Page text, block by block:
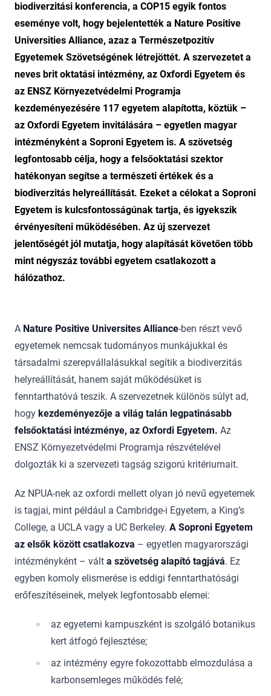
biodiverzitási konferencia, a COP15 egyik fontos
eseménye volt, hogy bejelentették a Nature Positive
Universities Alliance, azaz a Természetpozitív
Egyetemek Szövetségének létrejöttét. A szervezetet a
neves brit oktatási intézmény, az Oxfordi Egyetem és
az ENSZ Környezetvédelmi Programja
kezdeményezésére 117 egyetem alapította, köztük –
az Oxfordi Egyetem invitálására – egyetlen magyar
intézményként a Soproni Egyetem is. A szövetség
legfontosabb célja, hogy a felsőoktatási szektor
hatékonyan segítse a természeti értékek és a
biodiverzitás helyreállítását. Ezeket a célokat a Soproni
Egyetem is kulcsfontosságúnak tartja, és igyekszik
érvényesíteni működésében. Az új szervezet
jelentőségét jól mutatja, hogy alapítását követően több
mint négyszáz további egyetem csatlakozott a
hálózathoz.
A Nature Positive Universites Alliance-ben részt vevő
egyetemek nemcsak tudományos munkájukkal és
társadalmi szerepvállalásukkal segítik a biodiverzitás
helyreállítását, hanem saját működésüket is
fenntarthatóvá teszik. A szervezetnek különös súlyt ad,
hogy kezdeményezője a világ talán legpatinásabb
felsőoktatási intézménye, az Oxfordi Egyetem. Az
ENSZ Környezetvédelmi Programja részvé­te­lé­vel
dolgozták ki a szervezeti tagság szigorú kritériumait.
Az NPUA-nek az oxfordi mellett olyan jó nevű egyetemek
is tagjai, mint például a Cambridge-i Egyetem, a King’s
College, a UCLA vagy a UC Berkeley. A Soproni Egyetem
az elsők között csatlakozva – egyetlen magyarországi
intézményként – vált a szövetség alapító tagjává. Ez
egyben komoly elismerése is eddigi fenntarthatósági
erőfeszítéseinek, melyek legfontosabb elemei:
az egyetemi kampuszként is szolgáló botanikus
kert átfogó fejlesztése;
az intézmény egyre fokozottabb elmozdulása a
karbonsemleges működés felé;